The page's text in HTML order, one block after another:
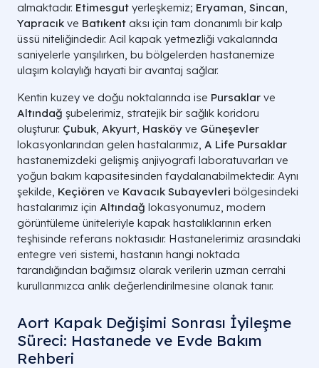
almaktadır. Etimesgut yerleşkemiz; Eryaman, Sincan,
Yapracık ve Batıkent aksı için tam donanımlı bir kalp
üssü niteliğindedir. Acil kapak yetmezliği vakalarında
saniyelerle yarışılırken, bu bölgelerden hastanemize
ulaşım kolaylığı hayati bir avantaj sağlar.
Kentin kuzey ve doğu noktalarında ise Pursaklar ve
Altındağ şubelerimiz, stratejik bir sağlık koridoru
oluşturur. Çubuk, Akyurt, Hasköy ve Güneşevler
lokasyonlarından gelen hastalarımız, A Life Pursaklar
hastanemizdeki gelişmiş anjiyografi laboratuvarları ve
yoğun bakım kapasitesinden faydalanabilmektedir. Aynı
şekilde, Keçiören ve Kavacık Subayevleri bölgesindeki
hastalarımız için Altındağ lokasyonumuz, modern
görüntüleme üniteleriyle kapak hastalıklarının erken
teşhisinde referans noktasıdır. Hastanelerimiz arasındaki
entegre veri sistemi, hastanın hangi noktada
tarandığından bağımsız olarak verilerin uzman cerrahi
kurullarımızca anlık değerlendirilmesine olanak tanır.
Aort Kapak Değişimi Sonrası İyileşme
Süreci: Hastanede ve Evde Bakım
Rehberi